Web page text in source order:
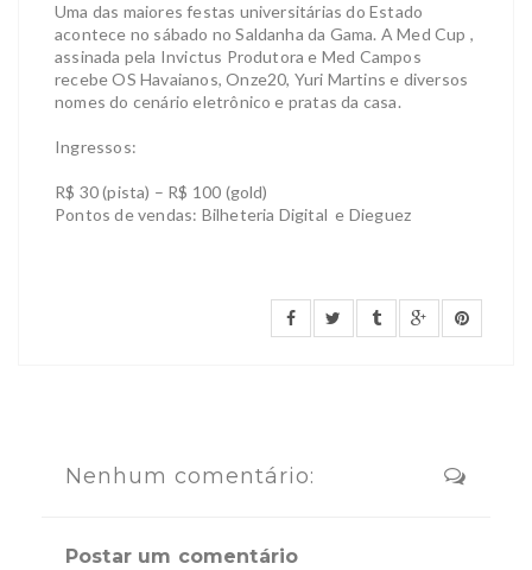
Uma das maiores festas universitárias do Estado
acontece no sábado no Saldanha da Gama. A Med Cup ,
assinada pela Invictus Produtora e Med Campos
recebe OS Havaianos, Onze20, Yuri Martins e diversos
nomes do cenário eletrônico e pratas da casa.
Ingressos:
R$ 30 (pista) – R$ 100 (gold)
Pontos de vendas: Bilheteria Digital e Dieguez
Nenhum comentário:
Postar um comentário